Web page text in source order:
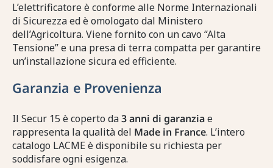
L’elettrificatore è conforme alle Norme Internazionali
di Sicurezza ed è omologato dal Ministero
dell’Agricoltura. Viene fornito con un cavo “Alta
Tensione” e una presa di terra compatta per garantire
un’installazione sicura ed efficiente.
Garanzia e Provenienza
Il Secur 15 è coperto da3 anni di garanziae
rappresenta la qualità del Made in France. L’intero
catalogo LACME è disponibile su richiesta per
soddisfare ogni esigenza.